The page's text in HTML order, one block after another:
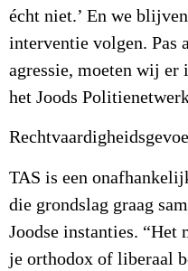
écht niet.’ En we
interventie volgen. Pas
agressie, moeten wij er
het Joods
TAS is een
die grondslag graag
Joodse instanties. “Het
je orthodox of liberaal